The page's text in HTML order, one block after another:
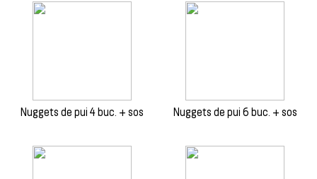
Nuggets de pui 4 buc. + sos Nuggets de pui 6 buc. + sos